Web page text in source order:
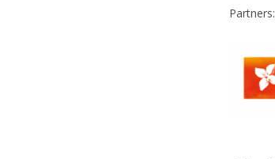
Partners: